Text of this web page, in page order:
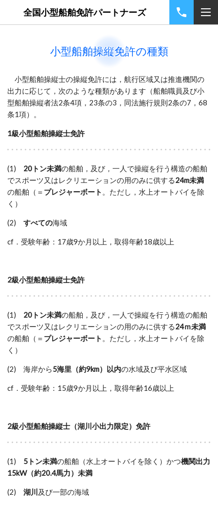
全国小型船舶免許パートナーズ
小型船舶操縦免許の種類
小型船舶操縦士の操縦免許には，航行区域又は推進機関の
出力に応じて，次のような種類があります（船舶職員及び小
型船舶操縦者法2条4項，23条の3，同法施行規則2条の7，68
条1項）。
1級小型船舶操縦士免許
(1) 20トン未満の船舶，及び，一人で操縦を行う構造の船舶
でスポーツ又はレクリエーションの用のみに供する24m未満
の船舶（＝ プレジャーボート 。ただし，水上オートバイを除
く）
(2) すべての海域
cf．受験年齢：17歳9か月以上，取得年齢18歳以上
2級小型船舶操縦士免許
(1) 20トン未満の船舶，及び，一人で操縦を行う構造の船舶
でスポーツ又はレクリエーションの用のみに供する24ｍ未満
の船舶（＝ プレジャーボート 。ただし，水上オートバイを除
く）
(2) 海岸から5海里（約9km）以内の水域及び平水区域
cf．受験年齢：15歳9か月以上，取得年齢16歳以上
2級小型船舶操縦士（湖川小出力限定）免許
(1) 5トン未満の船舶（水上オートバイを除く）かつ機関出力
15kW（約20.4馬力）未満
(2) 湖川 及び一部の海域